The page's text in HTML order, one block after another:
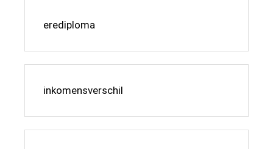
erediploma
inkomensverschil